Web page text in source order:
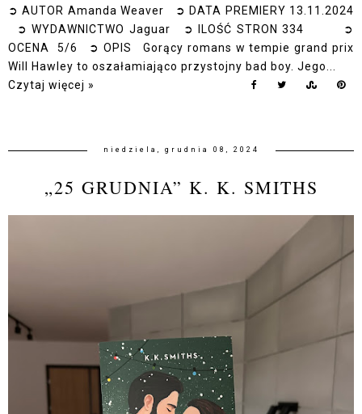
➲ AUTOR Amanda Weaver ➲ DATA PREMIERY 13.11.2024
➲ WYDAWNICTWO Jaguar ➲ ILOŚĆ STRON 334 ➲
OCENA 5/6 ➲ OPIS Gorący romans w tempie grand prix
Will Hawley to oszałamiająco przystojny bad boy. Jego...
Czytaj więcej »
niedziela, grudnia 08, 2024
„25 GRUDNIA” K. K. SMITHS